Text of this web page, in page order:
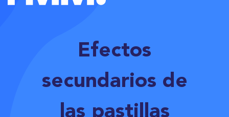
Efectos
secundarios de
las pastillas